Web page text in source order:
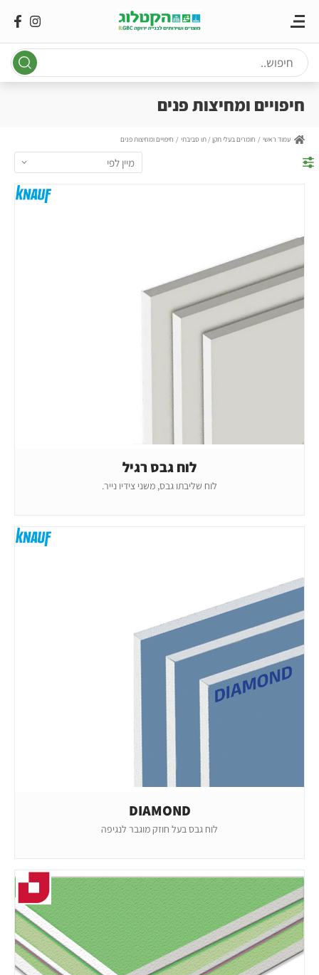
Skip
content
חיפויים ומחיצות פנים
עמוד ראשי חומרים בעלי תקן / תו סביבתי חיפויים ומחיצות פנים
לוח גבס רגיל
לוח שליבתו גבס, משני צידיו נייר.
DIAMOND
לוח גבס בעל חוזק מוגבר לנגיפה